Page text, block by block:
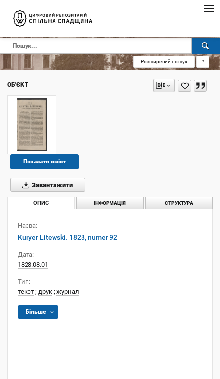
Розширений пошук ?
ОБ'ЄКТ
Показати вміст
Завантажити
ОПИС ІНФОРМАЦІЯ СТРУКТУРА
Назва:
Kuryer Litewski. 1828, numer 92
Дата:
1828.08.01
Тип:
текст ; друк ; журнал
Більше